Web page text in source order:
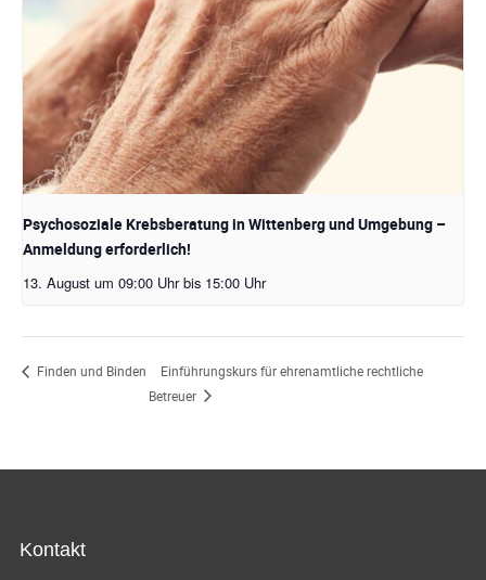
Psychosoziale Krebsberatung in Wittenberg und Umgebung –
Anmeldung erforderlich!
13. August um 09:00 Uhr bis 15:00 Uhr
Finden und Binden
Einführungskurs für ehrenamtliche rechtliche
Betreuer
Kontakt